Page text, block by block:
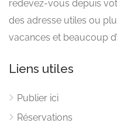
redevez-vous depuis
des adresse utiles ou
vacances et beaucoup
Liens utiles
Publier ici
Réservations